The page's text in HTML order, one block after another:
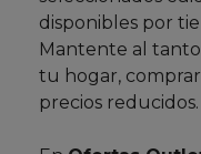
disponibles por
Mantente al
tu hogar,
precios reducidos.